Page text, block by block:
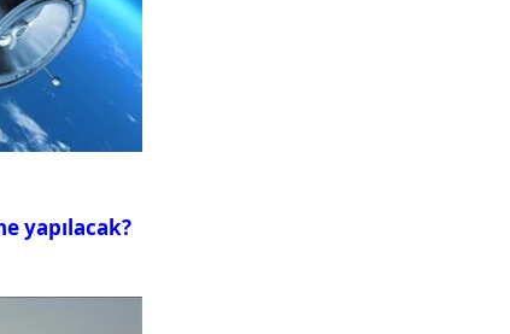
yapılacak?